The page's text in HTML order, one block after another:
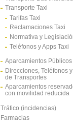
Transporte Taxi
Tarifas Taxi
Reclamaciones Taxi
Normativa y
Teléfonos y Apps Taxi
Aparcamientos Públicos
Direcciones, Teléfonos
de Transportes
Aparcamientos
con movilidad reducida
Tráfico (incidencias)
Farmacias